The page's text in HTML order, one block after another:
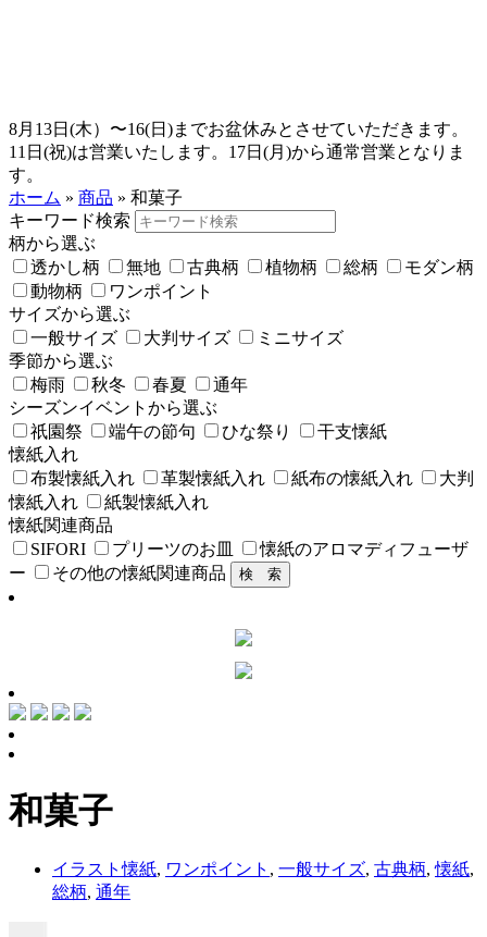
8月13日(木）〜16(日)までお盆休みとさせていただきます。
11日(祝)は営業いたします。17日(月)から通常営業となりま
す。
ホーム » 商品 » 和菓子
キーワード検索
柄から選ぶ
透かし柄
無地 古典柄 植物柄 総柄
モダン柄
動物柄
ワンポイント
サイズから選ぶ
一般サイズ
大判サイズ
ミニサイズ
季節から選ぶ
梅雨
秋冬 春夏
通年
シーズンイベントから選ぶ
祇園祭
端午の節句 ひな祭り
干支懐紙
懐紙入れ
布製懐紙入れ
革製懐紙入れ 紙布の懐紙入れ
大判
懐紙入れ
紙製懐紙入れ
懐紙関連商品
SIFORI
プリーツのお皿
懐紙のアロマディフューザ
ー
その他の懐紙関連商品
和菓子
イラスト懐紙, ワンポイント , 一般サイズ, 古典柄,懐紙,
総柄, 通年